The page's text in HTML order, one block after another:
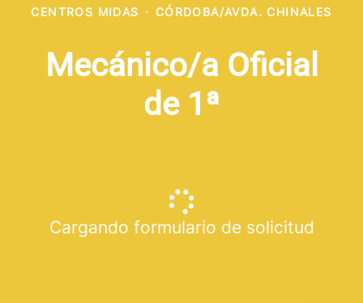
CENTROS MIDAS · CÓRDOBA/AVDA. CHINALES
Mecánico/a Oficial
de 1ª
Cargando formulario de solicitud